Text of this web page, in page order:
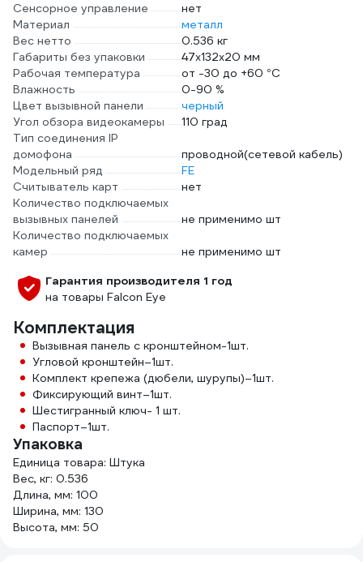
Сенсорное управление
нет
Материал
металл
Вес нетто
0.536 кг
Габариты без упаковки
47х132х20 мм
Рабочая температура
от -30 до +60 °С
Влажность
0-90 %
Цвет вызывной панели
черный
Угол обзора видеокамеры
110 град
Тип соединения IP
домофона
проводной(сетевой кабель)
Модельный ряд
FE
Считыватель карт
нет
Количество подключаемых
вызывных панелей
не применимо шт
Количество подключаемых
камер
не применимо шт
Гарантия производителя 1 год
на товары Falcon Eye
Комплектация
Вызывная панель с кронштейном-1шт.
Угловой кронштейн–1шт.
Комплект крепежа (дюбели, шурупы)–1шт.
Фиксирующий винт–1шт.
Шестигранный ключ- 1 шт.
Паспорт–1шт.
Упаковка
Единица товара: Штука
Вес, кг: 0.536
Длина, мм: 100
Ширина, мм: 130
Высота, мм: 50